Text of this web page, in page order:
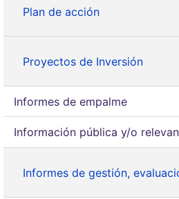
Plan de acción
Proyectos de Inversión
Informes de empalme
Información pública y/o
Informes de gestión,